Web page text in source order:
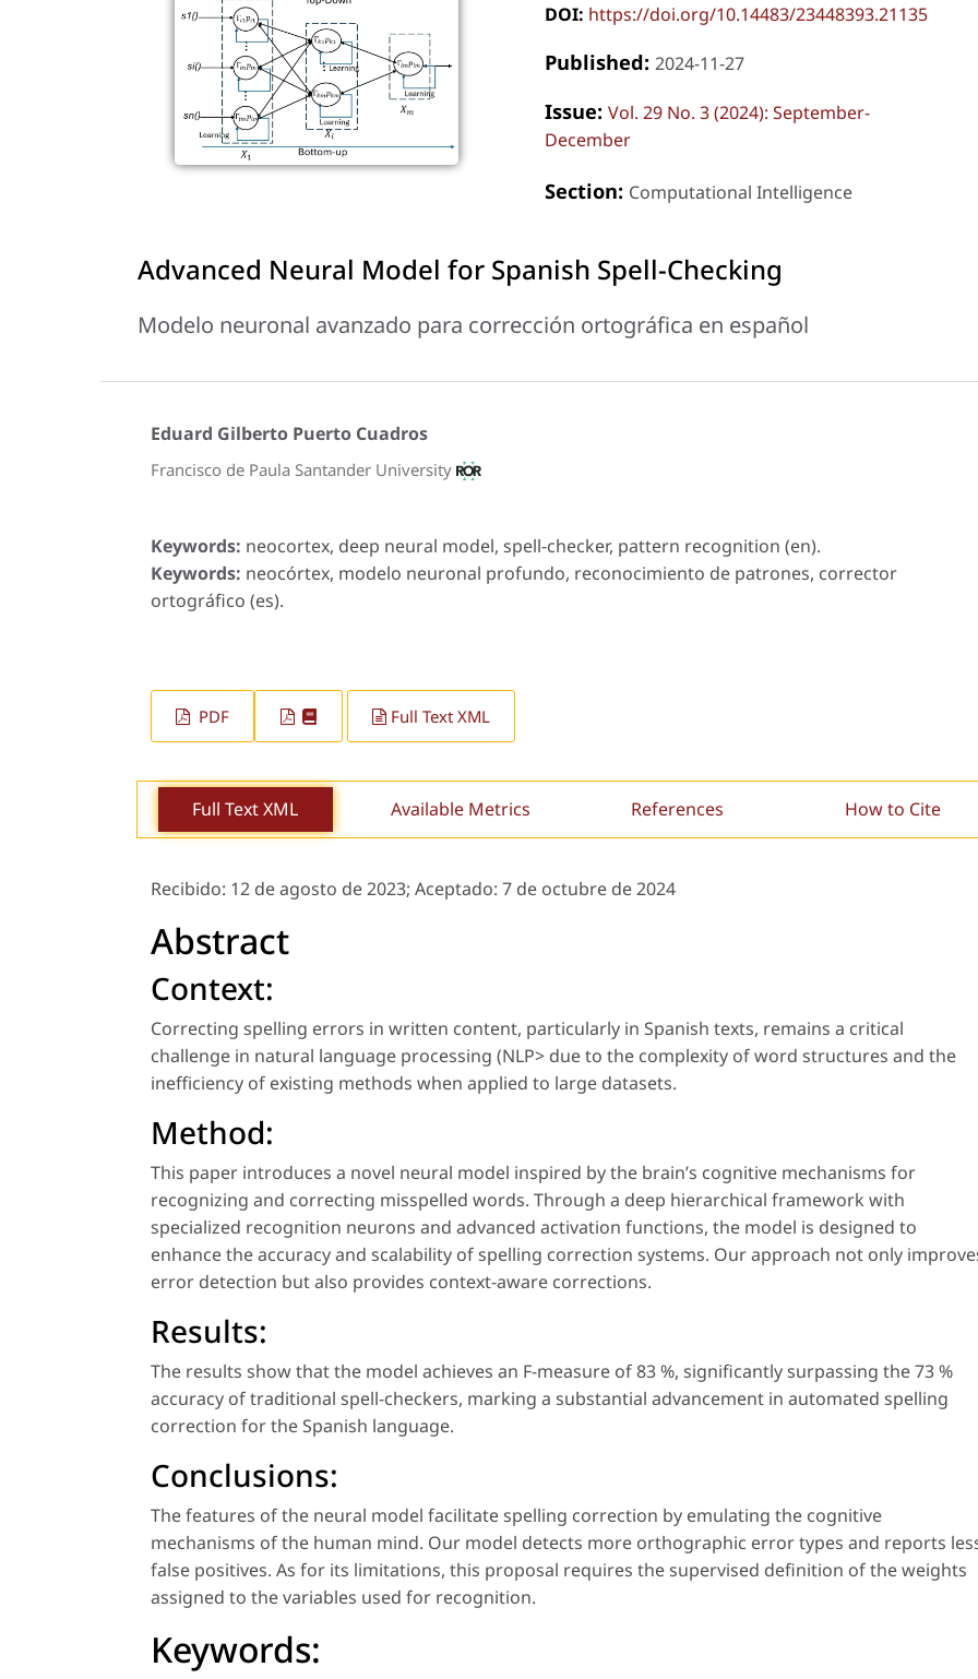
DOI: https://doi.org/10.14483/23448393.21135
Published: 2024-11-27
Issue: Vol. 29 No. 3 (2024): September-
December
Section: Computational Intelligence
Advanced Neural Model for Spanish Spell-Checking
Modelo neuronal avanzado para corrección ortográfica en español
Eduard Gilberto Puerto Cuadros
Francisco de Paula Santander University
Keywords: neocortex, deep neural model, spell-checker, pattern recognition (en).
Keywords: neocórtex, modelo neuronal profundo, reconocimiento de patrones, corrector
ortográfico (es).
PDF Full Text XML
Full Text XML Available Metrics References How to Cite
Recibido: 12 de agosto de 2023; Aceptado: 7 de octubre de 2024
Abstract
Context:
Correcting spelling errors in written content, particularly in Spanish texts, remains a critical
challenge in natural language processing (NLP> due to the complexity of word structures and the
inefficiency of existing methods when applied to large datasets.
Method:
This paper introduces a novel neural model inspired by the brain’s cognitive mechanisms for
recognizing and correcting misspelled words. Through a deep hierarchical framework with
specialized recognition neurons and advanced activation functions, the model is designed to
enhance the accuracy and scalability of spelling correction systems. Our approach not only
error detection but also provides context-aware corrections.
Results:
The results show that the model achieves an F-measure of 83 %, significantly surpassing the 73 %
accuracy of traditional spell-checkers, marking a substantial advancement in automated spelling
correction for the Spanish language.
Conclusions:
The features of the neural model facilitate spelling correction by emulating the cognitive
mechanisms of the human mind. Our model detects more orthographic error types and reports
false positives. As for its limitations, this proposal requires the supervised definition of the weights
assigned to the variables used for recognition.
Keywords: